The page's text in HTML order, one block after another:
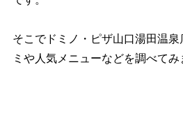
そこでドミノ・ピザ山口湯田温泉
ミや人気メニューなどを調べてみ